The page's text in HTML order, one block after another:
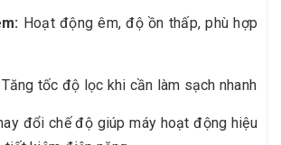
Hoạt động êm, độ ồn thấp, phù hợp
Tăng tốc độ lọc khi cần làm sạch nhanh
đổi chế độ giúp máy hoạt động hiệu